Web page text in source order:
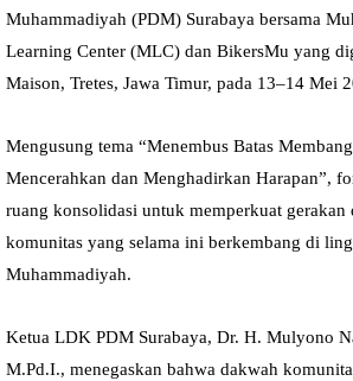
Muhammadiyah (PDM) Surabaya bersama
Learning Center (MLC) dan BikersMu yang
Maison, Tretes, Jawa Timur, pada 13–14 Mei
Mengusung tema “Menembus Batas
Mencerahkan dan Menghadirkan Harapan”,
ruang konsolidasi untuk memperkuat gerakan
komunitas yang selama ini berkembang di
Muhammadiyah.
Ketua LDK PDM Surabaya, Dr. H. Mulyono
M.Pd.I., menegaskan bahwa dakwah